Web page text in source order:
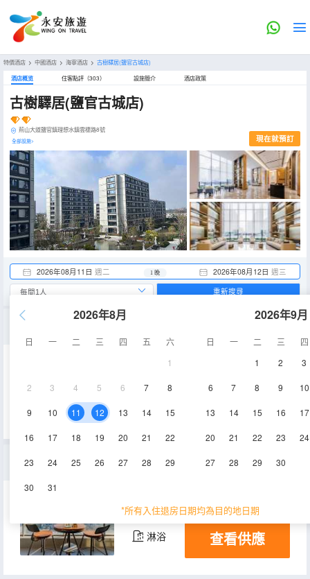
特價酒店 > 中國酒店 > 海寧酒店 > 古樹驛居(鹽官古城店)
酒店概览 住客點評（303） 設施簡介 酒店政策
古樹驛居(鹽官古城店)
荊山大道鹽官鎮理想水鎮雲棲路8號
全部設施> 現在就預訂
2026年08月11日 週二 2026年08月12日 週三
1 晚
2026年8月
日 一 二 三 四 五
六
1
2 3 4 5 6 7 8
9 10 11 12 13 14 15
16 17 18 19 20 21 22
23 24 25 26 27 28 29
30 31
2026年9月
日 一 二 三
四
1
2 3
6 7 8 9 10
13 14 15 16 17
20 21 22 23 24
27 28 29 30
*所有入住退房日期均為目的地日期
重新搜尋
空調
93㎡ 9-24層 空調
淋浴 查看供應